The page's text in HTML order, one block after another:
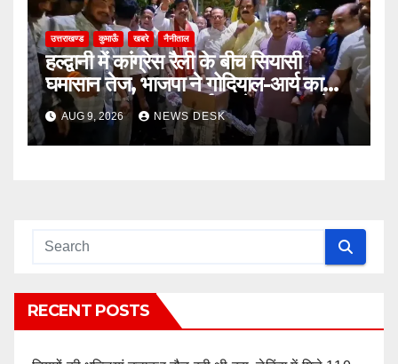
उत्तराखण्ड कुमाऊँ खबरे नैनीताल
हल्द्वानी में कांग्रेस रैली के बीच सियासी
घमासान तेज, भाजपा ने गोदियाल-आर्य का
पुतला फूंका; SSP कार्यालय में अभद्रता के
आरोपों पर कार्रवाई की मांग
AUG 9, 2026 NEWS DESK
RECENT POSTS